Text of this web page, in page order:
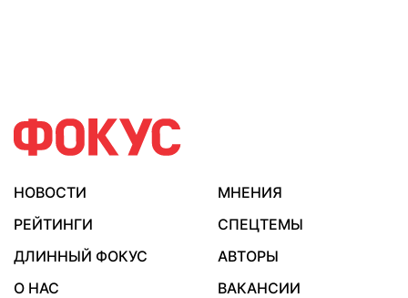
НОВОСТИ
МНЕНИЯ
РЕЙТИНГИ
СПЕЦТЕМЫ
ДЛИННЫЙ ФОКУС
АВТОРЫ
О НАС
ВАКАНСИИ